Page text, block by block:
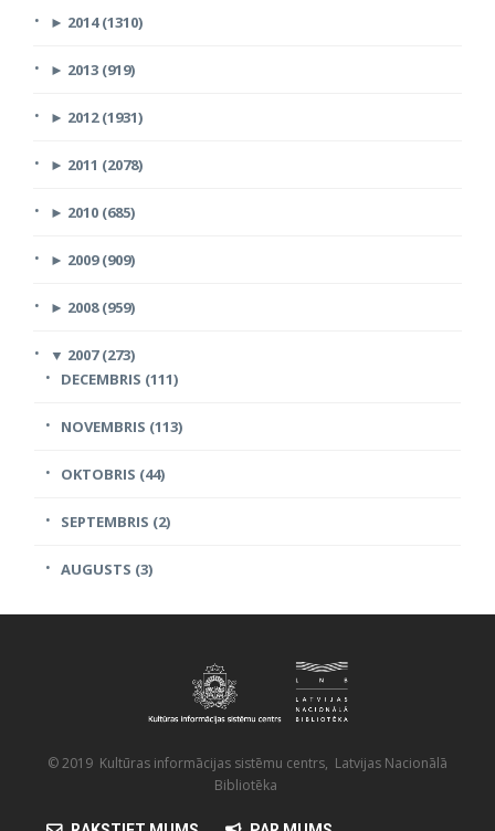
► 2014 (1310)
► 2013 (919)
► 2012 (1931)
► 2011 (2078)
► 2010 (685)
► 2009 (909)
► 2008 (959)
▼ 2007 (273)
DECEMBRIS (111)
NOVEMBRIS (113)
OKTOBRIS (44)
SEPTEMBRIS (2)
AUGUSTS (3)
© 2019 Kultūras informācijas sistēmu centrs, Latvijas Nacionālā
Bibliotēka